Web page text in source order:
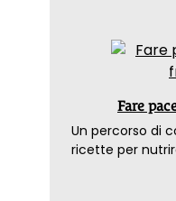
Fare
Un percorso di
ricette per